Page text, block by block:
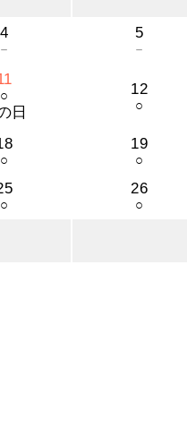
4
－
5
－
○
日
12
○
○
19
○
○
26
○